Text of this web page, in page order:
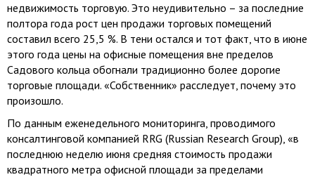
недвижимость торговую. Это неудивительно – за последние
полтора года рост цен продажи торговых помещений
составил всего 25,5 %. В тени остался и тот факт, что в июне
этого года цены на офисные помещения вне пределов
Садового кольца обогнали традиционно более дорогие
торговые площади. «Собственник» расследует, почему это
произошло.
По данным еженедельного мониторинга, проводимого
консалтинговой компанией RRG (Russian Research Group), «в
последнюю неделю июня средняя стоимость продажи
квадратного метра офисной площади за пределами